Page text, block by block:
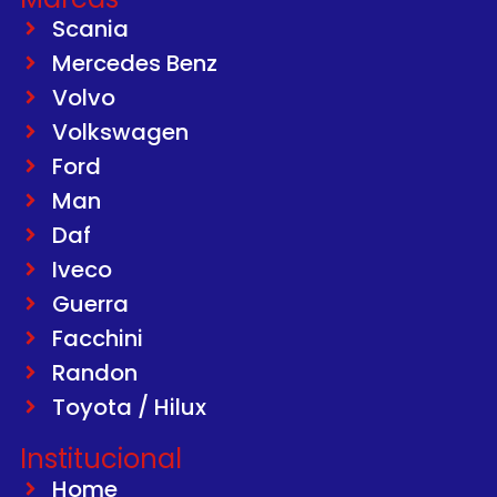
Scania
Mercedes Benz
Volvo
Volkswagen
Ford
Man
Daf
Iveco
Guerra
Facchini
Randon
Toyota / Hilux
Institucional
Home